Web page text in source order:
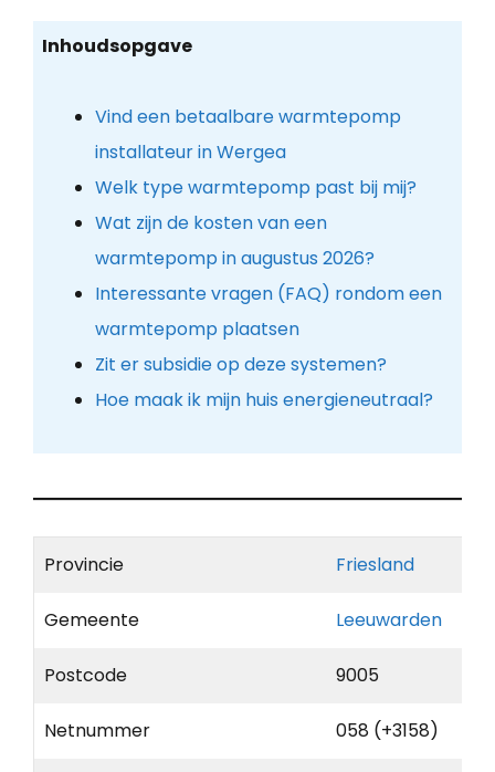
Inhoudsopgave
Vind een betaalbare warmtepomp
installateur in Wergea
Welk type warmtepomp past bij mij?
Wat zijn de kosten van een
warmtepomp in augustus 2026?
Interessante vragen (FAQ) rondom een
warmtepomp plaatsen
Zit er subsidie op deze systemen?
Hoe maak ik mijn huis energieneutraal?
Provincie Friesland
Gemeente Leeuwarden
Postcode 9005
Netnummer 058 (+3158)